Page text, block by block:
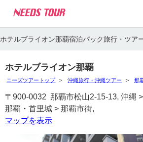
ホテルブライオン那覇宿泊パック旅行・ツア
ホテルブライオン那覇
ニーズツアートップ 沖縄旅行・沖縄ツアー 那
〒900-0032 那覇市松山2-15-13, 沖縄
那覇・首里城 > 那覇市街,
マップを表示